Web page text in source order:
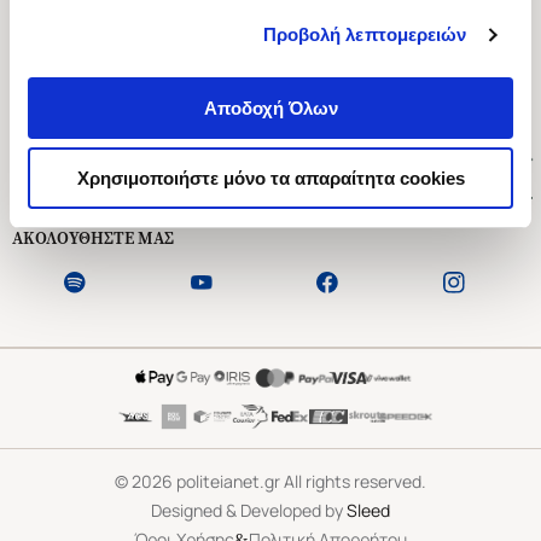
Προβολή λεπτομερειών
Αποδοχή Όλων
Χρησιμοποιήστε μόνο τα απαραίτητα cookies
Ασκληπιού 1-3, Αθήνα 106 79
Δευτέρα - Παρασκευή 09:00-21:00
Εξυπηρέτηση Πελατών
ΑΚΟΛΟΥΘΗΣΤΕ ΜΑΣ
©2026 politeianet.gr All rights reserved.
Designed & Developed bySleed